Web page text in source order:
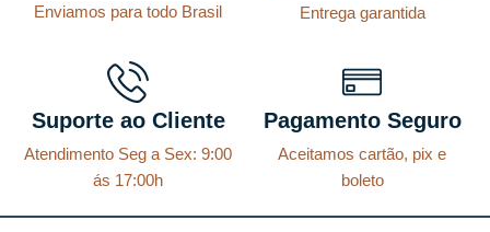
Enviamos para todo Brasil Entrega garantida
Suporte ao Cliente
Atendimento Seg a Sex: 9:00
ás 17:00h
Pagamento Seguro
Aceitamos cartão, pix e
boleto